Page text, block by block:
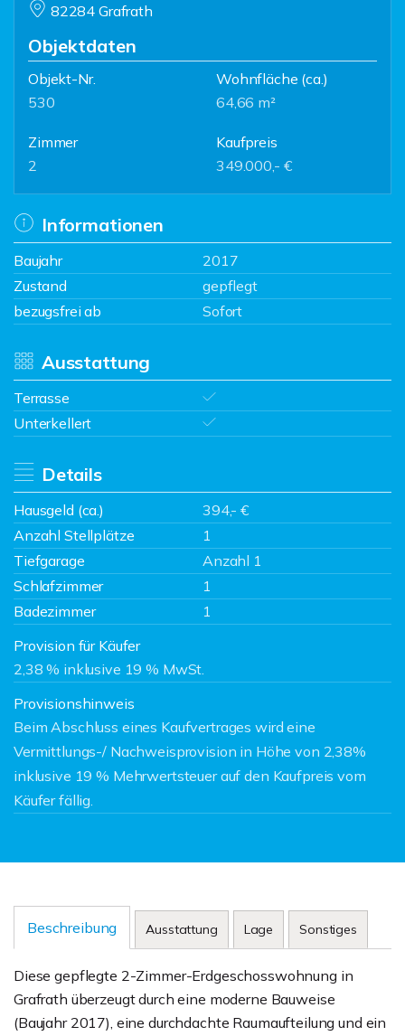
82284 Grafrath
Objektdaten
Objekt-Nr.
530
Wohnfläche (ca.)
64,66 m²
Zimmer
2
Kaufpreis
349.000,- €
Informationen
Baujahr
2017
Zustand
gepflegt
bezugsfrei ab
Sofort
Ausstattung
Terrasse
Unterkellert
Details
Hausgeld (ca.)
394,- €
Anzahl Stellplätze
1
Tiefgarage
Anzahl 1
Schlafzimmer
1
Badezimmer
1
Provision für Käufer
2,38 % inklusive 19 % MwSt.
Provisionshinweis
Beim Abschluss eines Kaufvertrages wird eine
Vermittlungs-/ Nachweisprovision in Höhe von 2,38%
inklusive 19 % Mehrwertsteuer auf den Kaufpreis vom
Käufer fällig.
Beschreibung Ausstattung Lage Sonstiges
Diese gepflegte 2-Zimmer-Erdgeschosswohnung in
Grafrath überzeugt durch eine moderne Bauweise
(Baujahr 2017), eine durchdachte Raumaufteilung und ein